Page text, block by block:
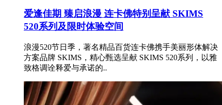
爱逢佳期 臻启浪漫 连卡佛特别呈献 SKIMS
520系列及限时体验空间
浪漫520节日季，著名精品百货连卡佛携手美丽形体解决
方案品牌 SKIMS，精心甄选呈献 SKIMS 520系列，以雅
致格调诠释爱与承诺的..